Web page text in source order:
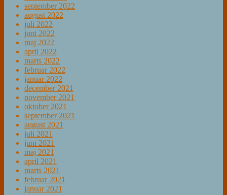
september 2022
august 2022
juli 2022
juni 2022
maj 2022
april 2022
marts 2022
februar 2022
januar 2022
december 2021
november 2021
oktober 2021
september 2021
august 2021
juli 2021
juni 2021
maj 2021
april 2021
marts 2021
februar 2021
januar 2021